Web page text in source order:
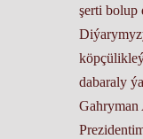
şerti bolup
dabaraly